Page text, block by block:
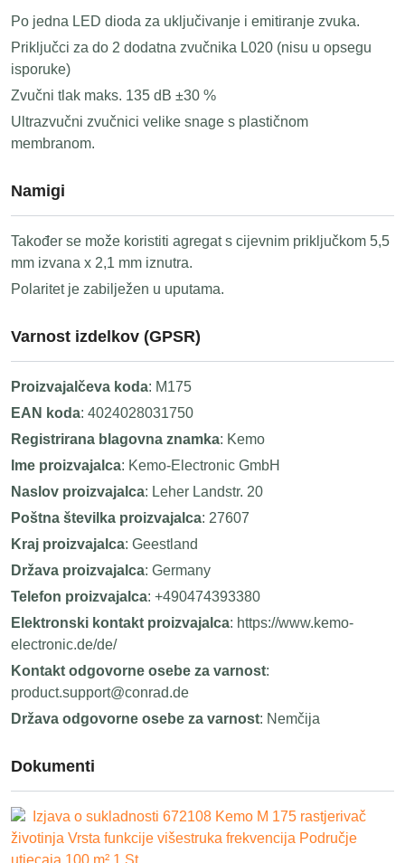
Po jedna LED dioda za uključivanje i emitiranje zvuka.
Priključci za do 2 dodatna zvučnika L020 (nisu u opsegu
isporuke)
Zvučni tlak maks. 135 dB ±30 %
Ultrazvučni zvučnici velike snage s plastičnom
membranom.
Namigi
Također se može koristiti agregat s cijevnim priključkom 5,5
mm izvana x 2,1 mm iznutra.
Polaritet je zabilježen u uputama.
Varnost izdelkov (GPSR)
Proizvajalčeva koda: M175
EAN koda: 4024028031750
Registrirana blagovna znamka: Kemo
Ime proizvajalca: Kemo-Electronic GmbH
Naslov proizvajalca: Leher Landstr. 20
Poštna številka proizvajalca: 27607
Kraj proizvajalca: Geestland
Država proizvajalca: Germany
Telefon proizvajalca: +490474393380
Elektronski kontakt proizvajalca: https://www.kemo-
electronic.de/de/
Kontakt odgovorne osebe za varnost:
product.support@conrad.de
Država odgovorne osebe za varnost: Nemčija
Dokumenti
Izjava o sukladnosti 672108 Kemo M 175 rastjerivač
životinja Vrsta funkcije višestruka frekvencija Područje
utjecaja 100 m² 1 St.